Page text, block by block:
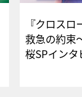
『クロス
救急の約束
桜SPイ